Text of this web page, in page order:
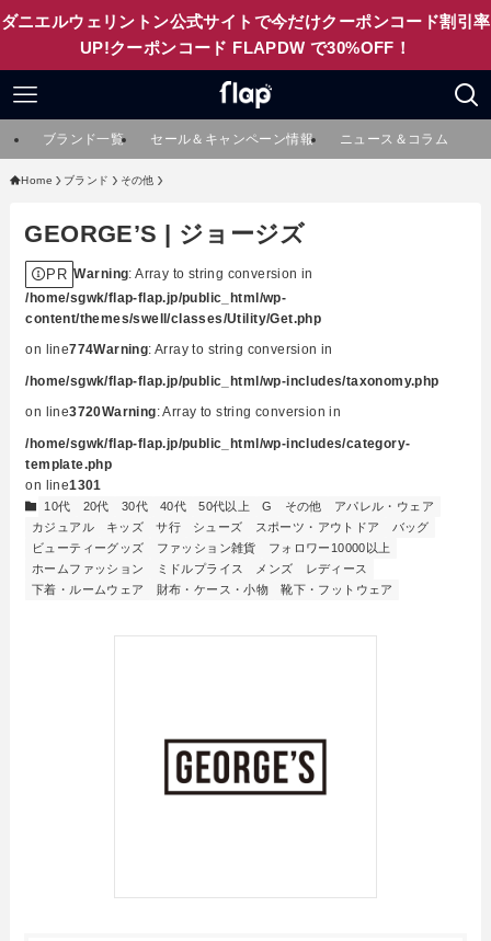
ダニエルウェリントン公式サイトで今だけクーポンコード割引率
UP!クーポンコード FLAPDW で30%OFF！
ブランド一覧 セール＆キャンペーン情報 ニュース＆コラム
Home ブランド その他
GEORGE’S | ジョージズ
PR Warning: Array to string conversion in
/home/sgwk/flap-flap.jp/public_html/wp-
content/themes/swell/classes/Utility/Get.php
on line774Warning: Array to string conversion in
/home/sgwk/flap-flap.jp/public_html/wp-includes/taxonomy.php
on line3720Warning: Array to string conversion in
/home/sgwk/flap-flap.jp/public_html/wp-includes/category-
template.php
on line1301
10代 20代 30代 40代 50代以上 G その他
アパレル・ウェア
カジュアル
キッズ サ行 シューズ スポーツ・アウトドア
バッグ
ビューティーグッズ
ファッション雑貨
フォロワー10000以上
ホームファッション
ミドルプライス メンズ
レディース
下着・ルームウェア
財布・ケース・小物 靴下・フットウェア